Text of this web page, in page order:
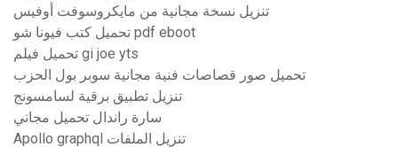
تنزيل نسخة مجانية من مايكروسوفت أوفيس
تحميل كتب فيونا شو pdf eboot
تحميل فيلم gi joe yts
تحميل صور قصاصات فنية مجانية سوبر بول الحزب
تنزيل تطبيق برقية لسامسونج
سارة راندال تحميل مجاني
Apollo graphql تنزيل الملفات